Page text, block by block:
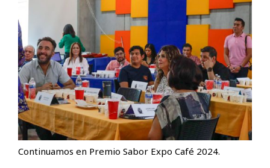
Continuamos en Premio Sabor Expo Café 2024.